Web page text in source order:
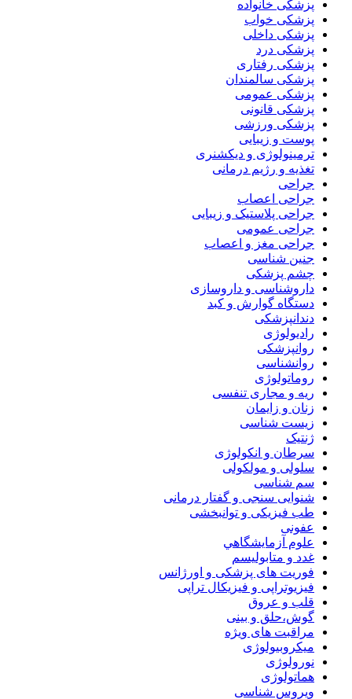
پزشکی خانواده
پزشکی خواب
پزشکی داخلی
پزشکی درد
پزشکی رفتاری
پزشکی سالمندان
پزشکی عمومی
پزشکی قانونی
پزشکی ورزشی
پوست و زیبایی
ترمینولوژی و دیکشنری
تغذیه و رژیم درمانی
جراحی
جراحی اعصاب
جراحی پلاستیک و زیبایی
جراحی عمومی
جراحی مغز و اعصاب
جنین شناسی
چشم پزشکی
داروشناسی و داروسازی
دستگاه گوارش و کبد
دندانپزشکی
رادیولوژی
روانپزشکی
روانشناسی
روماتولوژی
ریه و مجاری تنفسی
زنان و زایمان
زیست شناسی
ژنتیک
سرطان و انکولوژی
سلولی و مولکولی
سم شناسی
شنوایی سنجی و گفتار درمانی
طب فیزیکی و توانبخشی
عفونی
علوم آزمايشگاهي
غدد و متابولیسم
فوریت های پزشکی و اورژانس
فیزیوتراپی و فیزیکال تراپی
قلب و عروق
گوش،حلق و بینی
مراقبت های ویژه
میکروبیولوژی
نورولوژی
هماتولوژی
ویروس شناسی